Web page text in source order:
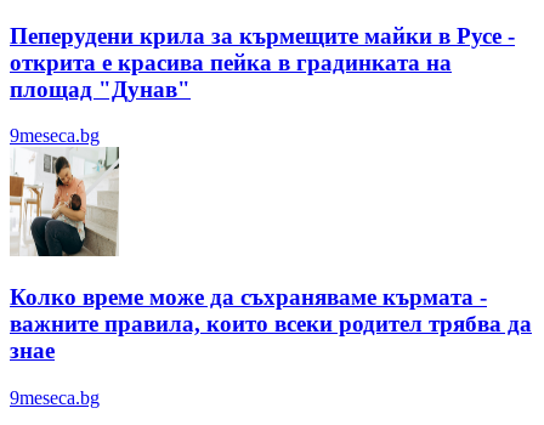
Пеперудени крила за кърмещите майки в Русе -
открита е красива пейка в градинката на
площад "Дунав"
9meseca.bg
Колко време може да съхраняваме кърмата -
важните правила, които всеки родител трябва да
знае
9meseca.bg